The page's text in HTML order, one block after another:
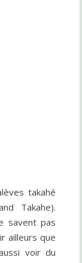
takahé
Takahe).
savent pas
ailleurs que
voir du